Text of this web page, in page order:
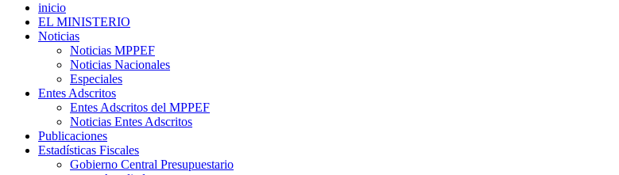
inicio
EL MINISTERIO
Noticias
Noticias MPPEF
Noticias Nacionales
Especiales
Entes Adscritos
Entes Adscritos del MPPEF
Noticias Entes Adscritos
Publicaciones
Estadísticas Fiscales
Gobierno Central Presupuestario